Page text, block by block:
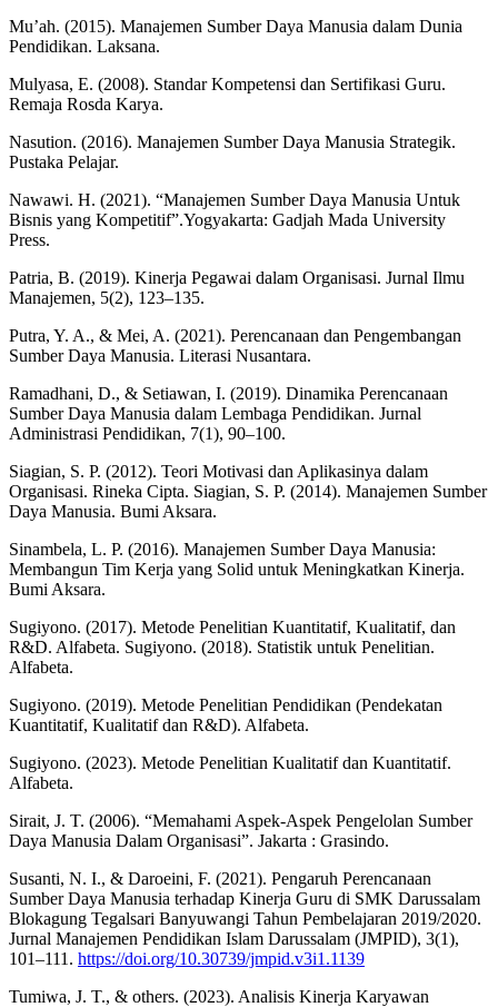
Mu’ah. (2015). Manajemen Sumber Daya Manusia dalam Dunia
Pendidikan. Laksana.
Mulyasa, E. (2008). Standar Kompetensi dan Sertifikasi Guru.
Remaja Rosda Karya.
Nasution. (2016). Manajemen Sumber Daya Manusia Strategik.
Pustaka Pelajar.
Nawawi. H. (2021). “Manajemen Sumber Daya Manusia Untuk
Bisnis yang Kompetitif”.Yogyakarta: Gadjah Mada University
Press.
Patria, B. (2019). Kinerja Pegawai dalam Organisasi. Jurnal Ilmu
Manajemen, 5(2), 123–135.
Putra, Y. A., & Mei, A. (2021). Perencanaan dan Pengembangan
Sumber Daya Manusia. Literasi Nusantara.
Ramadhani, D., & Setiawan, I. (2019). Dinamika Perencanaan
Sumber Daya Manusia dalam Lembaga Pendidikan. Jurnal
Administrasi Pendidikan, 7(1), 90–100.
Siagian, S. P. (2012). Teori Motivasi dan Aplikasinya dalam
Organisasi. Rineka Cipta. Siagian, S. P. (2014). Manajemen Sumber
Daya Manusia. Bumi Aksara.
Sinambela, L. P. (2016). Manajemen Sumber Daya Manusia:
Membangun Tim Kerja yang Solid untuk Meningkatkan Kinerja.
Bumi Aksara.
Sugiyono. (2017). Metode Penelitian Kuantitatif, Kualitatif, dan
R&D. Alfabeta. Sugiyono. (2018). Statistik untuk Penelitian.
Alfabeta.
Sugiyono. (2019). Metode Penelitian Pendidikan (Pendekatan
Kuantitatif, Kualitatif dan R&D). Alfabeta.
Sugiyono. (2023). Metode Penelitian Kualitatif dan Kuantitatif.
Alfabeta.
Sirait, J. T. (2006). “Memahami Aspek-Aspek Pengelolan Sumber
Daya Manusia Dalam Organisasi”. Jakarta : Grasindo.
Susanti, N. I., & Daroeini, F. (2021). Pengaruh Perencanaan
Sumber Daya Manusia terhadap Kinerja Guru di SMK Darussalam
Blokagung Tegalsari Banyuwangi Tahun Pembelajaran 2019/2020.
Jurnal Manajemen Pendidikan Islam Darussalam (JMPID), 3(1),
101–111. https://doi.org/10.30739/jmpid.v3i1.1139
Tumiwa, J. T., & others. (2023). Analisis Kinerja Karyawan